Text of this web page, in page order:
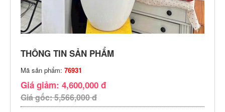
THÔNG TIN SẢN PHẨM
Mã sản phẩm: 76931
Giá giảm: 4,600,000 đ
Giá gốc: 5,566,000 đ